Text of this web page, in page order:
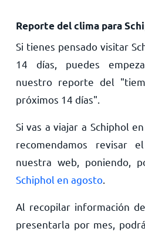
Reporte del clima para
Si tienes pensado visitar
14 días, puedes
nuestro reporte del
próximos 14 días".
Si vas a viajar a Schiphol
recomendamos revisar
nuestra web, poniendo,
Schiphol en agosto.
Al recopilar información
presentarla por mes,